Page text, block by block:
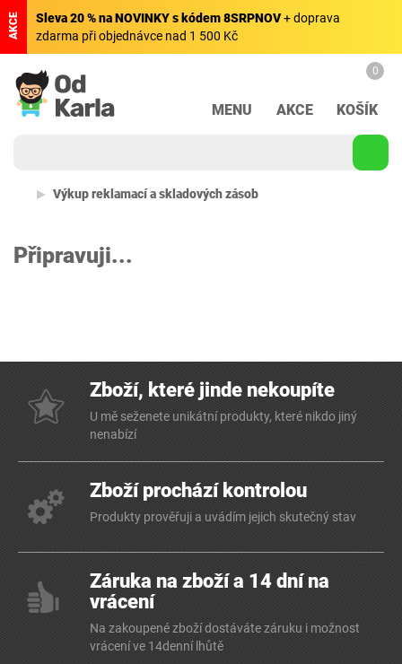
AKCE Sleva 20 % na NOVINKY s kódem 8SRPNOV+ doprava
zdarma při objednávce nad 1 500 Kč
MENU AKCE
0
KOŠÍK
Výkup reklamací a skladových zásob
Připravuji...
Zboží, které jinde nekoupíte
U mě seženete unikátní produkty, které nikdo jiný
nenabízí
Zboží prochází kontrolou
Produkty prověřuji a uvádím jejich skutečný stav
Záruka na zboží a 14 dní na
vrácení
Na zakoupené zboží dostáváte záruku i možnost
vrácení ve 14denní lhůtě